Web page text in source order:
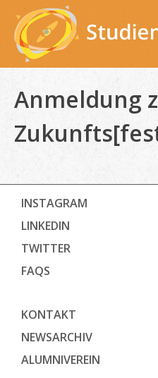
content
Anmeldung
INSTAGRAM
LINKEDIN
TWITTER
FAQS
KONTAKT
NEWSARCHIV
ALUMNIVEREIN